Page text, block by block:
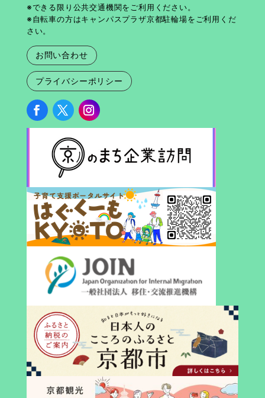
※できる限り公共交通機関をご利用ください。
※自転車の方はキャンパスプラザ京都駐輪場をご利用くだ
さい。
お問い合わせ
プライバシーポリシー